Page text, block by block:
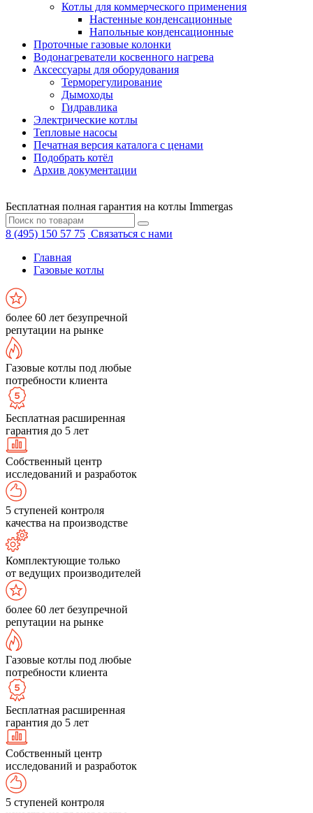
Котлы для коммерческого применения
Настенные конденсационные
Напольные конденсационные
Проточные газовые колонки
Водонагреватели косвенного нагрева
Аксессуары для оборудования
Терморегулирование
Дымоходы
Гидравлика
Электрические котлы
Тепловые насосы
Печатная версия каталога с ценами
Подобрать котёл
Архив документации
Бесплатная полная гарантия на котлы Immergas
8 (495) 150 57 75 Связаться с нами
Главная
Газовые котлы
более 60 лет безупречной
репутации на рынке
Газовые котлы под любые
потребности клиента
Бесплатная расширенная
гарантия до 5 лет
Собственный центр
исследований и разработок
5 ступеней контроля
качества на производстве
Комплектующие только
от ведущих производителей
более 60 лет безупречной
репутации на рынке
Газовые котлы под любые
потребности клиента
Бесплатная расширенная
гарантия до 5 лет
Собственный центр
исследований и разработок
5 ступеней контроля